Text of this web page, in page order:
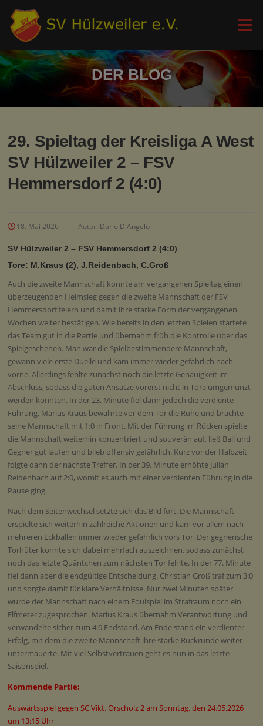
Inhalt
springen
Menü
DER BLOG
29. Spieltag der Kreisliga A West
SV Hülzweiler 2 – FSV
Hemmersdorf 2 (4:0)
18. Mai 2026 Autor: Dario D'Angelo
SV Hülzweiler 2 – FSV Hemmersdorf 2 (4:0)
Tore: M.Kraus (2), J.Reidenbach, C.Groß
Auch die zweite Mannschaft konnte am vergangenen Spieltag einen
überzeugenden Heimsieg gegen die zweite Mannschaft der FSV
Hemmersdorf feiern und damit ihre starke Form der vergangenen
Wochen weiter bestätigen. Wie bereits in den letzten Spielen startete
das Team gut in die Partie und übernahm früh die Kontrolle über das
Spielgeschehen. Man war die Spielbestimmendere Mannschaft,
gewann viele erste Duelle und kam immer wieder gefährlich nach
vorne. Allerdings fehlte zunächst noch die letzte Genauigkeit im
Abschluss, sodass die guten Ansätze vorerst nicht in Tore umgemünzt
werden konnten. In der 23. Minute fiel dann jedoch die verdiente
Führung. Marius Kraus bewahrte vor dem Tor die Ruhe und brachte
seine Mannschaft mit 1:0 in Front. Mit der Führung im Rücken spielte
die Mannschaft weiterhin konzentriert und souverän auf, ließ Ball und
Gegner gut laufen und blieb offensiv gefährlich. Kurz vor der Halbzeit
folgte dann der nächste Treffer. In der 39. Minute erhöhte Julian
Reidenbach auf 2:0, womit es auch mit einer verdienten Führung in die
Pause ging.
Nach dem Seitenwechsel setzte sich das Bild fort. Die Mannschaft
erspielte sich weiterhin zahlreiche Aktionen und kam vor allem nach
mehreren Eckbällen immer wieder gefährlich vors Tor. Der gegnerische
Torhüter konnte sich dabei mehrfach auszeichnen, sodass zunächst
noch das letzte Quäntchen zum nächsten Tor fehlte. In der 77. Minute
fiel dann aber die endgültige Entscheidung. Christian Groß traf zum 3:0
und sorgte damit für klare Verhältnisse. Nur zwei Minuten später
wurde der Mannschaft nach einem Foulspiel im Strafraum noch ein
Elfmeter zugesprochen. Marius Kraus übernahm Verantwortung und
verwandelte sicher zum 4:0 Endstand. Am Ende stand ein verdienter
Erfolg, mit dem die zweite Mannschaft ihre starke Rückrunde weiter
untermauerte. Mit viel Selbstvertrauen geht es nun in das letzte
Saisonspiel.
Kommende Partie:
Auswärtsspiel gegen SC Vikt. Orscholz 2 am Sonntag, den 24.05.2026
um 13:15 Uhr